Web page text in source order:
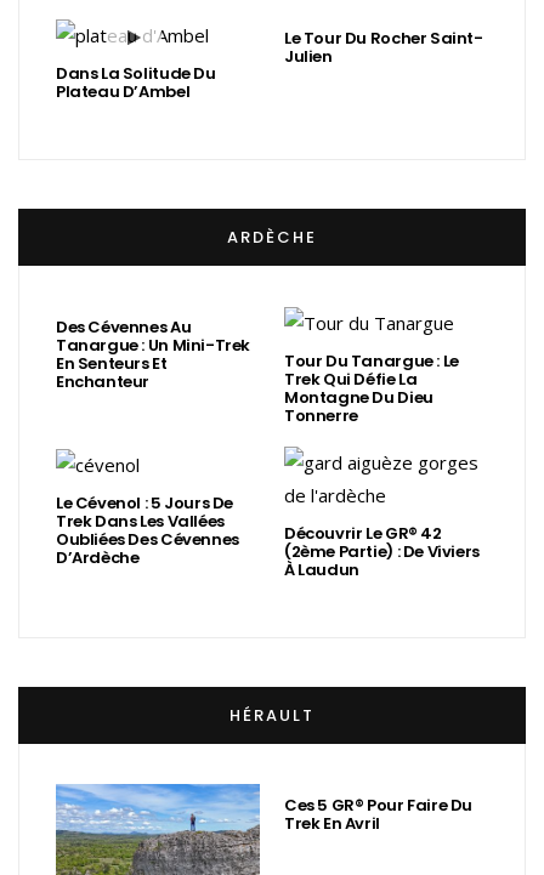
Dans La Solitude Du
Plateau D’Ambel
Le Tour Du Rocher Saint-
Julien
ARDÈCHE
Des Cévennes Au
Tanargue : Un Mini-Trek
En Senteurs Et
Enchanteur
Tour Du Tanargue : Le
Trek Qui Défie La
Montagne Du Dieu
Tonnerre
Le Cévenol : 5 Jours De
Trek Dans Les Vallées
Oubliées Des Cévennes
D’Ardèche
Découvrir Le GR® 42
(2ème Partie) : De Viviers
À Laudun
HÉRAULT
Ces 5 GR® Pour Faire Du
Trek En Avril